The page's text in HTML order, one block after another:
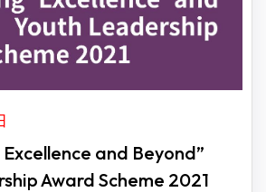
Excellence and Beyond”
Award Scheme 2021